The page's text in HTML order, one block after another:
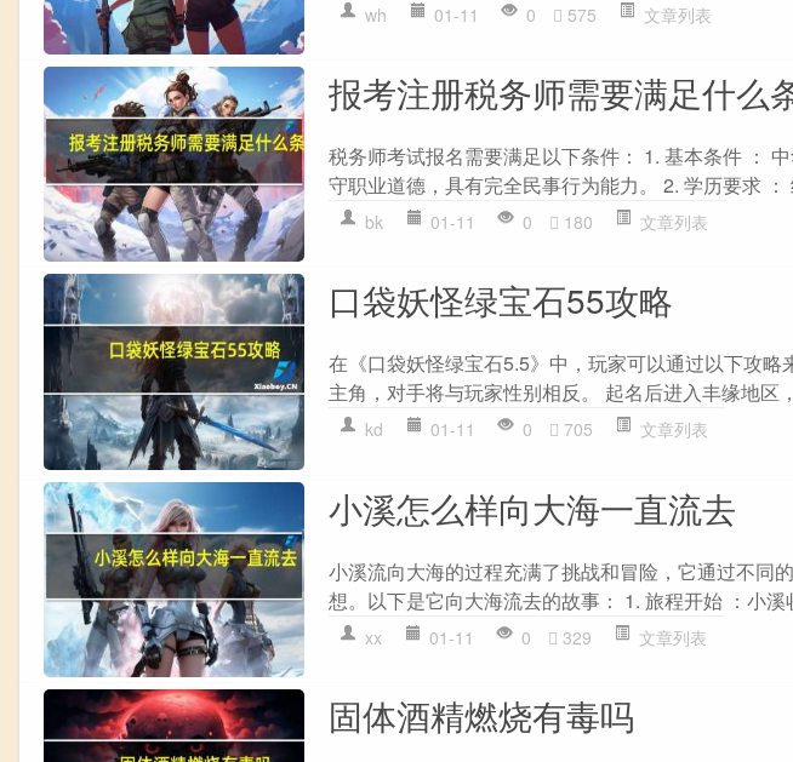
wh 01-11 0 575 文章列表
报考注册税务师需要满足什么
税务师考试报名需要满足以下条件： 1. 基本条件 ：
守职业道德，具有完全民事行为能力。 2. 学历要求 ：
bk 01-11 0 180 文章列表
口袋妖怪绿宝石55攻略
在《口袋妖怪绿宝石5.5》中，玩家可以通过以下攻
主角，对手将与玩家性别相反。 起名后进入丰缘地区
kd 01-11 0 705 文章列表
小溪怎么样向大海一直流去
小溪流向大海的过程充满了挑战和冒险，它通过不同
想。以下是它向大海流去的故事： 1. 旅程开始 ：小溪
xx 01-11 0 329 文章列表
固体酒精燃烧有毒吗